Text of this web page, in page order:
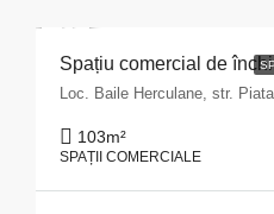
Loc. Baile Herculane, str.
103m²
SPAȚII COMERCIALE